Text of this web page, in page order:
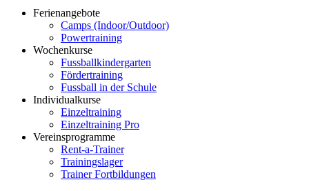
Ferienangebote
Camps (Indoor/Outdoor)
Powertraining
Wochenkurse
Fussballkindergarten
Fördertraining
Fussball in der Schule
Individualkurse
Einzeltraining
Einzeltraining Pro
Vereinsprogramme
Rent-a-Trainer
Trainingslager
Trainer Fortbildungen